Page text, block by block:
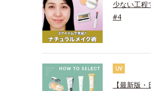
少ない工程
#4
UV
【最新版